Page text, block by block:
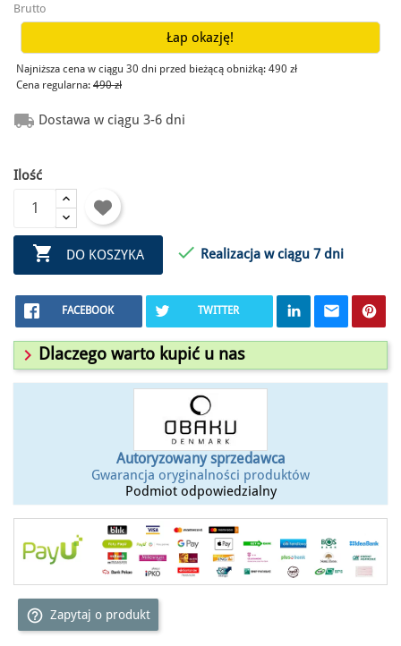
Brutto
Łap okazję!
Najniższa cena w ciągu 30 dni przed bieżącą obniżką: 490 zł
Cena regularna: 490 zł
 Dostawa w ciągu 3-6 dni
Ilość
 DO KOSZYKA  Realizacja w ciągu 7 dni
FACEBOOK TWITTER
 Dlaczego warto kupić u nas
Autoryzowany sprzedawca
Gwarancja oryginalności produktów
Podmiot odpowiedzialny
help_outline Zapytaj o produkt